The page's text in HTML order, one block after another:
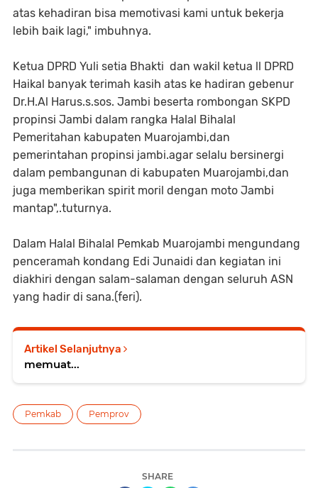
atas kehadiran bisa memotivasi kami untuk bekerja
lebih baik lagi," imbuhnya.
Ketua DPRD Yuli setia Bhakti dan wakil ketua ll DPRD
Haikal banyak terimah kasih atas ke hadiran gebenur
Dr.H.Al Harus.s.sos. Jambi beserta rombongan SKPD
propinsi Jambi dalam rangka Halal Bihalal
Pemeritahan kabupaten Muarojambi,dan
pemerintahan propinsi jambi.agar selalu bersinergi
dalam pembangunan di kabupaten Muarojambi,dan
juga memberikan spirit moril dengan moto Jambi
mantap",.tuturnya.
Dalam Halal Bihalal Pemkab Muarojambi mengundang
penceramah kondang Edi Junaidi dan kegiatan ini
diakhiri dengan salam-salaman dengan seluruh ASN
yang hadir di sana.(feri).
Artikel Selanjutnya
memuat...
Pemkab Pemprov
SHARE